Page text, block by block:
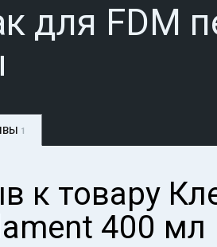
для FDM
1
к товару
400 мл